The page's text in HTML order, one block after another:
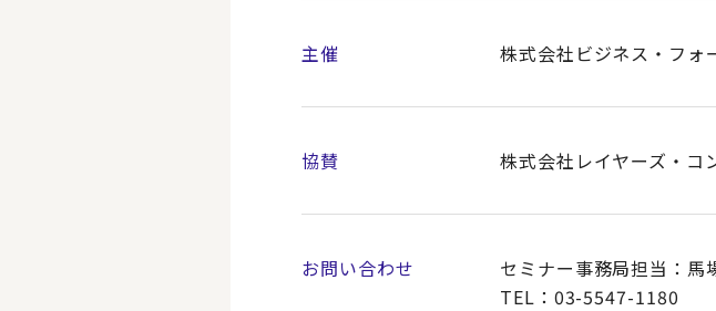
主催 株式会社ビジネス・フォ
協賛 株式会社レイヤーズ・コ
お問い合わせ
セミナー事務局担当：
TEL：03-5547-1180